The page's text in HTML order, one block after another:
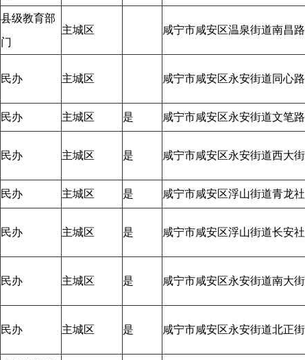
县级教育部
门
主城区 咸宁市咸安区温泉街道南昌
民办 主城区 咸宁市咸安区永安街道同心
民办 主城区 是 咸宁市咸安区永安街道文笔
民办 主城区 是 咸宁市咸安区永安街道西大
民办 主城区 是 咸宁市咸安区浮山街道青龙
民办 主城区 是 咸宁市咸安区浮山街道长安
民办 主城区 是 咸宁市咸安区永安街道南大
民办 主城区 是 咸宁市咸安区永安街道北正